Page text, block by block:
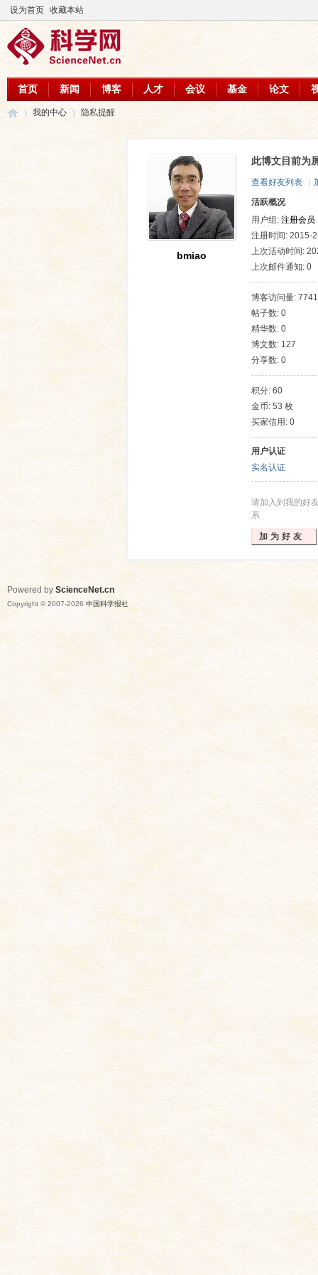
设为首页 收藏本站
首页 新闻 博客 人才 会议 基金 论文
我的中心 隐私提醒
bmiao
此博文目前为
查看好友列表
活跃概况
用户组: 注册会员
注册时间: 2015-
上次活动时间:
上次邮件通知: 0
博客访问量:
帖子数: 0
精华数: 0
博文数: 127
分享数: 0
积分: 60
金币: 53 枚
买家信用: 0
用户认证
实名认证
请加入到我的好
系
加为好友
Powered by ScienceNet.cn
Copyright © 2007-2026 中国科学报社